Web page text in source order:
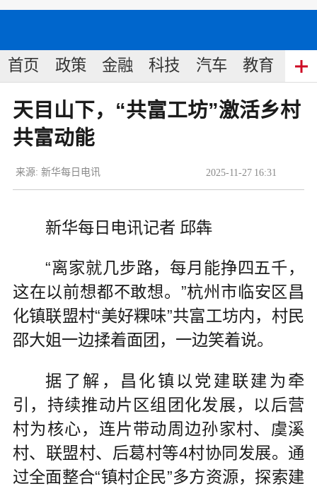
首页 政策 金融 科技 汽车 教育 食
天目山下，“共富工坊”激活乡村
共富动能
2025-11-27 16:31
来源: 新华每日电讯
新华每日电讯记者 邱犇
“离家就几步路，每月能挣四五千，
这在以前想都不敢想。”杭州市临安区昌
化镇联盟村“美好粿味”共富工坊内，村民
邵大姐一边揉着面团，一边笑着说。
据了解，昌化镇以党建联建为牵
引，持续推动片区组团化发展，以后营
村为核心，连片带动周边孙家村、虞溪
村、联盟村、后葛村等4村协同发展。通
过全面整合“镇村企民”多方资源，探索建